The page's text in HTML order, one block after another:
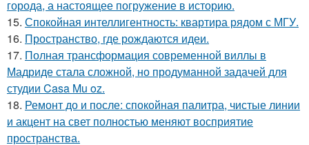
города, а настоящее погружение в историю.
15. Спокойная интеллигентность: квартира рядом с МГУ.
16. Пространство, где рождаются идеи.
17. Полная трансформация современной виллы в
Мадриде стала сложной, но продуманной задачей для
студии Casa Mu oz.
18. Ремонт до и после: спокойная палитра, чистые линии
и акцент на свет полностью меняют восприятие
пространства.